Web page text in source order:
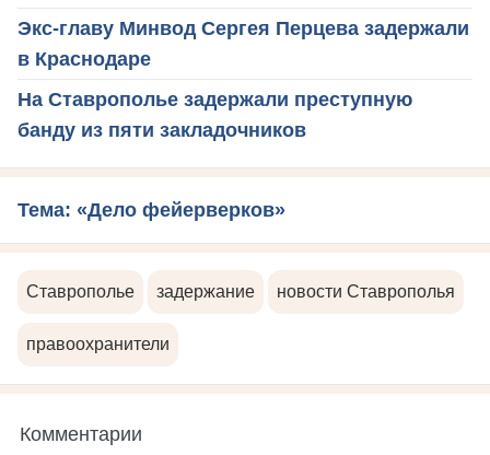
Экс-главу Минвод Сергея Перцева задержали
в Краснодаре
На Ставрополье задержали преступную
банду из пяти закладочников
Тема: «Дело фейерверков»
Ставрополье задержание новости Ставрополья
правоохранители
Комментарии